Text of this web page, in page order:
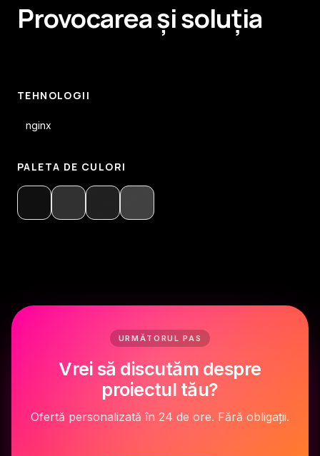
Provocarea și soluția
TEHNOLOGII
nginx
PALETA DE CULORI
URMĂTORUL PAS
Vrei să discutăm despre
proiectul tău?
Ofertă personalizată în 24 de ore. Fără obligații.